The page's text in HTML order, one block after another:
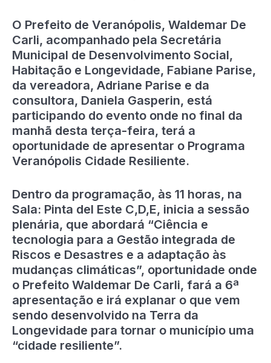
O Prefeito de Veranópolis, Waldemar De
Carli, acompanhado pela Secretária
Municipal de Desenvolvimento Social,
Habitação e Longevidade, Fabiane Parise,
da vereadora, Adriane Parise e da
consultora, Daniela Gasperin, está
participando do evento onde no final da
manhã desta terça-feira, terá a
oportunidade de apresentar o Programa
Veranópolis Cidade Resiliente.
Dentro da programação, às 11 horas, na
Sala: Pinta del Este C,D,E, inicia a sessão
plenária, que abordará “Ciência e
tecnologia para a Gestão integrada de
Riscos e Desastres e a adaptação às
mudanças climáticas”, oportunidade onde
o Prefeito Waldemar De Carli, fará a 6ª
apresentação e irá explanar o que vem
sendo desenvolvido na Terra da
Longevidade para tornar o município uma
“cidade resiliente”.